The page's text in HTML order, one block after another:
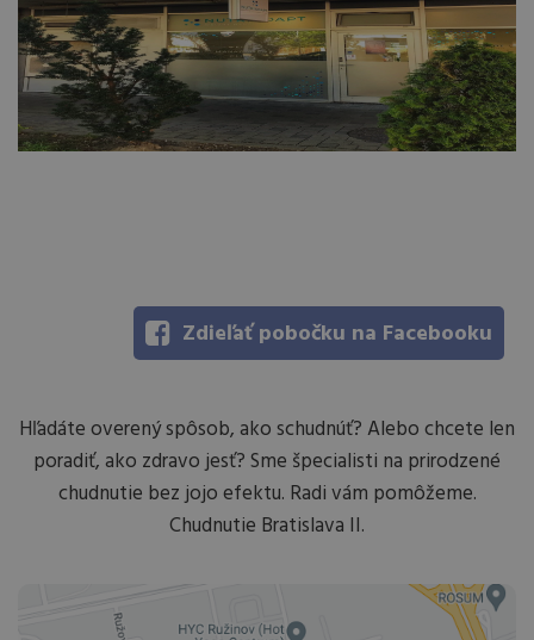
Zdieľať pobočku na Facebooku
Hľadáte overený spôsob, ako schudnúť? Alebo chcete len
poradiť, ako zdravo jesť? Sme špecialisti na prirodzené
chudnutie bez jojo efektu. Radi vám pomôžeme.
Chudnutie Bratislava II.